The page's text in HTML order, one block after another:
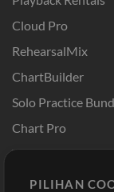
Cloud Pro
RehearsalMix
ChartBuilder
Solo Practice
Chart Pro
Template
Sound
PILIHAN